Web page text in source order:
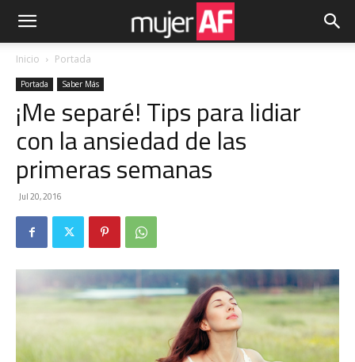
Inicio Portada
Portada Saber Más
¡Me separé! Tips para lidiar
con la ansiedad de las
primeras semanas
Jul 20, 2016